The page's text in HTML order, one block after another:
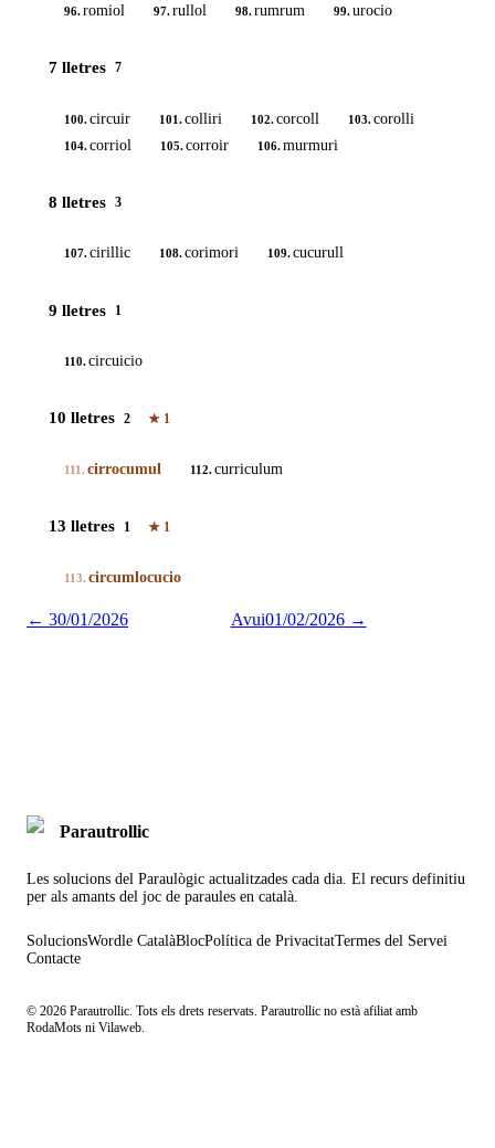
96.romiol 97.rullol 98.rumrum 99.urocio
7 lletres 7
100.circuir 101.colliri 102.corcoll 103.corolli
104.corriol 105.corroir 106.murmuri
8 lletres 3
107.cirillic 108.corimori 109.cucurull
9 lletres 1
110.circuicio
10 lletres 2 ★ 1
111. cirrocumul 112.curriculum
13 lletres 1 ★ 1
113. circumlocucio
← 30/01/2026 Avui01/02/2026→
Parautrollic
Les solucions del Paraulògic actualitzades cada dia. El recurs definitiu
per als amants del joc de paraules en català.
SolucionsWordle CatalàBlocPolítica de PrivacitatTermes del Servei
Contacte
© 2026 Parautrollic. Tots els drets reservats. Parautrollic no està afiliat amb
RodaMots ni Vilaweb.